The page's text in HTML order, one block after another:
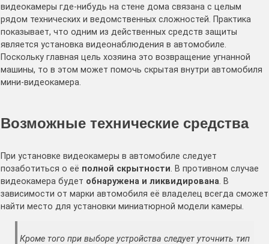
видеокамеры где-нибудь на стене дома связана с целым
рядом технических и ведомственных сложностей. Практика
показывает, что одним из действенных средств защиты
является установка видеонаблюдения в автомобиле.
Поскольку главная цель хозяина это возвращение угнанной
машины, то в этом может помочь скрытая внутри автомобиля
мини-видеокамера.
Возможные технические средства
При установке видеокамеры в автомобиле следует
позаботиться о её полной скрытности. В противном случае
видеокамера будет обнаружена и ликвидирована. В
зависимости от марки автомобиля её владелец всегда сможет
найти место для установки миниатюрной модели камеры.
Кроме того при выборе устройства следует уточнить тип